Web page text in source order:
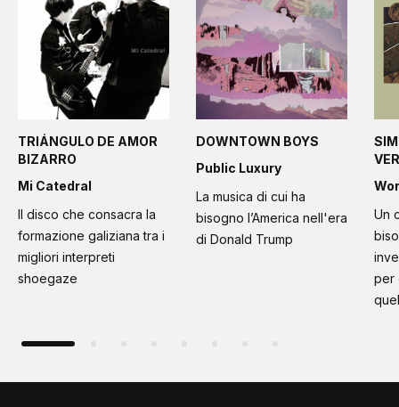
TRIÁNGULO DE AMOR
BIZARRO
Mi Catedral
Il disco che consacra la
formazione galiziana tra i
migliori interpreti
shoegaze
DOWNTOWN BOYS
Public Luxury
La musica di cui ha
bisogno l’America nell'era
di Donald Trump
Un
per